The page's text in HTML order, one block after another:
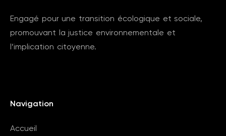
Engagé pour une transition écologique et sociale,
promouvant la justice environnementale et
l’implication citoyenne.
Navigation
Accueil